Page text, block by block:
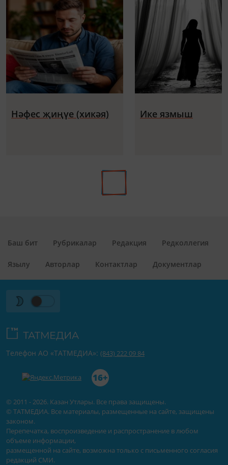
Нәфес җиңүе (хикәя) Ике язмыш
Баш бит Рубрикалар Редакция Редколлегия
Язылу Авторлар Контактлар Документлар
© 2011 - 2026. Казан Утлары. Все права защищены.
© ТАТМЕДИА. Все материалы, размещенные на сайте, защищены
законом.
Перепечатка, воспроизведение и распространение в любом
объеме информации,
размещенной на сайте, возможна только с письменного согласия
редакций СМИ.
Телефон АО «ТАТМЕДИА»: (843) 222 09 84
16+